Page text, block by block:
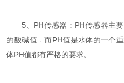
5、PH传感器：PH传感器主要
的酸碱值，而PH值是水体的一个
体PH值都有严格的要求。